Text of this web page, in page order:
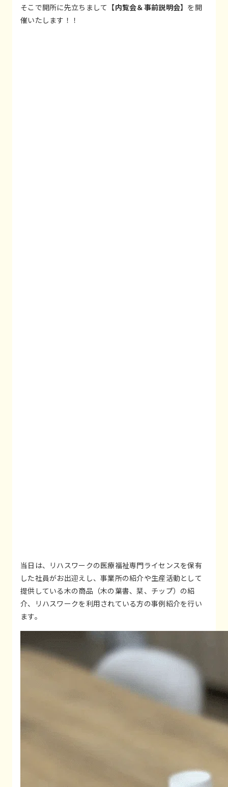
そこで開所に先立ちまして 【内覧会＆事前説明会】 を開
催いたします！！
当日は、リハスワークの医療福祉専門ライセンスを保有
した社員がお出迎えし、事業所の紹介や生産活動として
提供している木の商品（木の葉書、栞、チップ）の紹
介、リハスワークを利用されている方の事例紹介を行い
ます。